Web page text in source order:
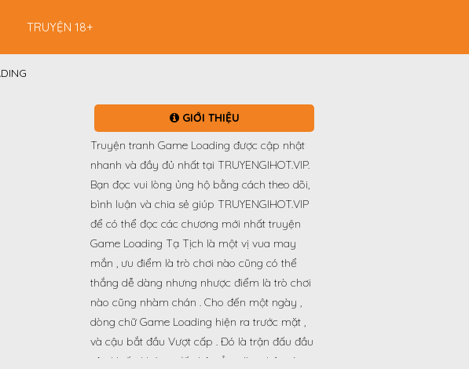
TRUYỆN 18+
GIỚI THIỆU
Truyện tranh Game Loading được cập nhật
nhanh và đầy đủ nhất tại TRUYENGIHOT.VIP.
Bạn đọc vui lòng ủng hộ bằng cách theo dõi,
bình luận và chia sẻ giúp TRUYENGIHOT.VIP
để có thể đọc các chương mới nhất truyện
Game Loading Tạ Tịch là một vị vua may
mắn , ưu điểm là trò chơi nào cũng có thể
thắng dễ dàng nhưng nhược điểm là trò chơi
nào cũng nhàm chán . Cho đến một ngày ,
dòng chữ Game Loading hiện ra trước mặt ,
và cậu bắt đầu Vượt cấp . Đó là trận đấu đầu
tiên khiến Hoàng đế châu Âu gặp phải nút